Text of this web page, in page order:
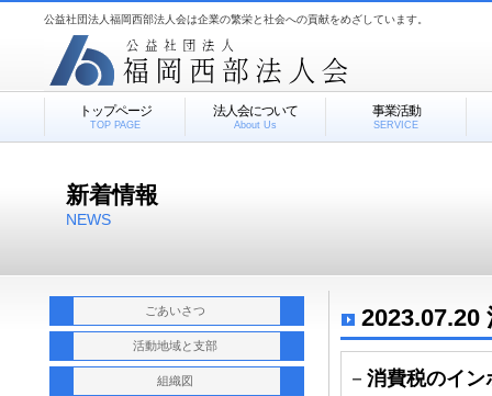
公益社団法人福岡西部法人会は企業の繁栄と社会への貢献をめざしています。
新着情報
NEWS
2023.07.20
－消費税のイン
トップページ
TOP PAGE
法人会について
About Us
事業活動
SERVICE
ごあいさつ
活動地域と支部
組織図